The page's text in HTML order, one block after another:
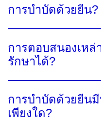
จัดการอาการและชะลอ
จุดมุ่งหมายเพื่อแก้ไขยีน
และให้ประโยชน์ในการ
ยาเพียงแค่ครั้งเดียว​
อย่างไรก็ตาม แม้ว่ายีน
ที่ดีในการรักษาผู้ที่มีโรค
การรักษาที่เหมาะสมสำ
การบำบัดด้วยยีน?
Associated virus)​ ทำใ
ต่อไวรัสนี้ ชนิดนี้ ส่งผลใ
ยีนได้ หากผู้ป่วยเหล่านี้
ตอบสนองทางภูมิคุ้มกัน
ร่างกายของผู้ป่วย จะท
การตอบสนองเหล่
รักษาได้?
หลายประการ ประกอบด้
แอนติบอดีต่อยีนที่ใช้ในก
การบำบัดด้วยยีน
เพียงใด?​